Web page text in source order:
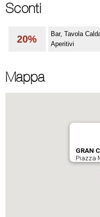
Sconti
20%
Bar, Tavola
Aperitivi
Mappa